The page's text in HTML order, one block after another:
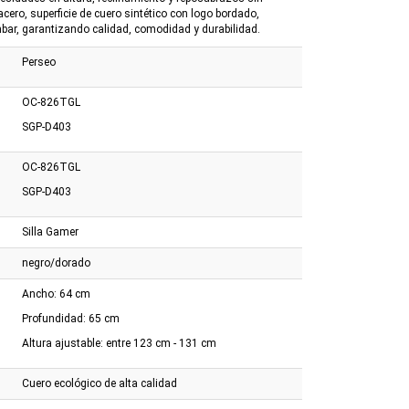
16" W 3050 6gb Royal
superficie de cuero sintético con logo bordado,
garantizando calidad, comodidad y durabilidad.
Perseo
OC-826TGL
SGP-D403
OC-826TGL
SGP-D403
Silla Gamer
negro/dorado
Ancho: 64 cm
Profundidad: 65 cm
Altura ajustable: entre 123 cm - 131 cm
Cuero ecológico de alta calidad